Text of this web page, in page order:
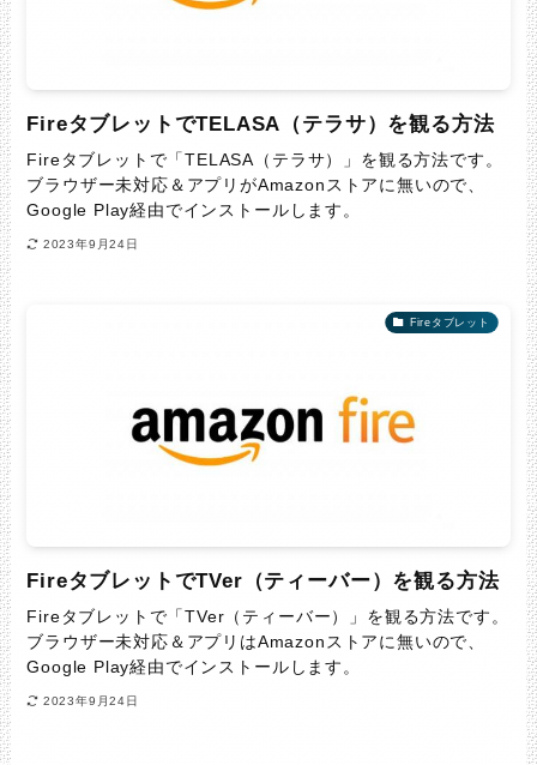
FireタブレットでTELASA（テラサ）を観る方法
Fireタブレットで「TELASA（テラサ）」を観る方法です。
ブラウザー未対応＆アプリがAmazonストアに無いので、
Google Play経由でインストールします。
2023年9月24日
Fireタブレット
FireタブレットでTVer（ティーバー）を観る方法
Fireタブレットで「TVer（ティーバー）」を観る方法です。
ブラウザー未対応＆アプリはAmazonストアに無いので、
Google Play経由でインストールします。
2023年9月24日